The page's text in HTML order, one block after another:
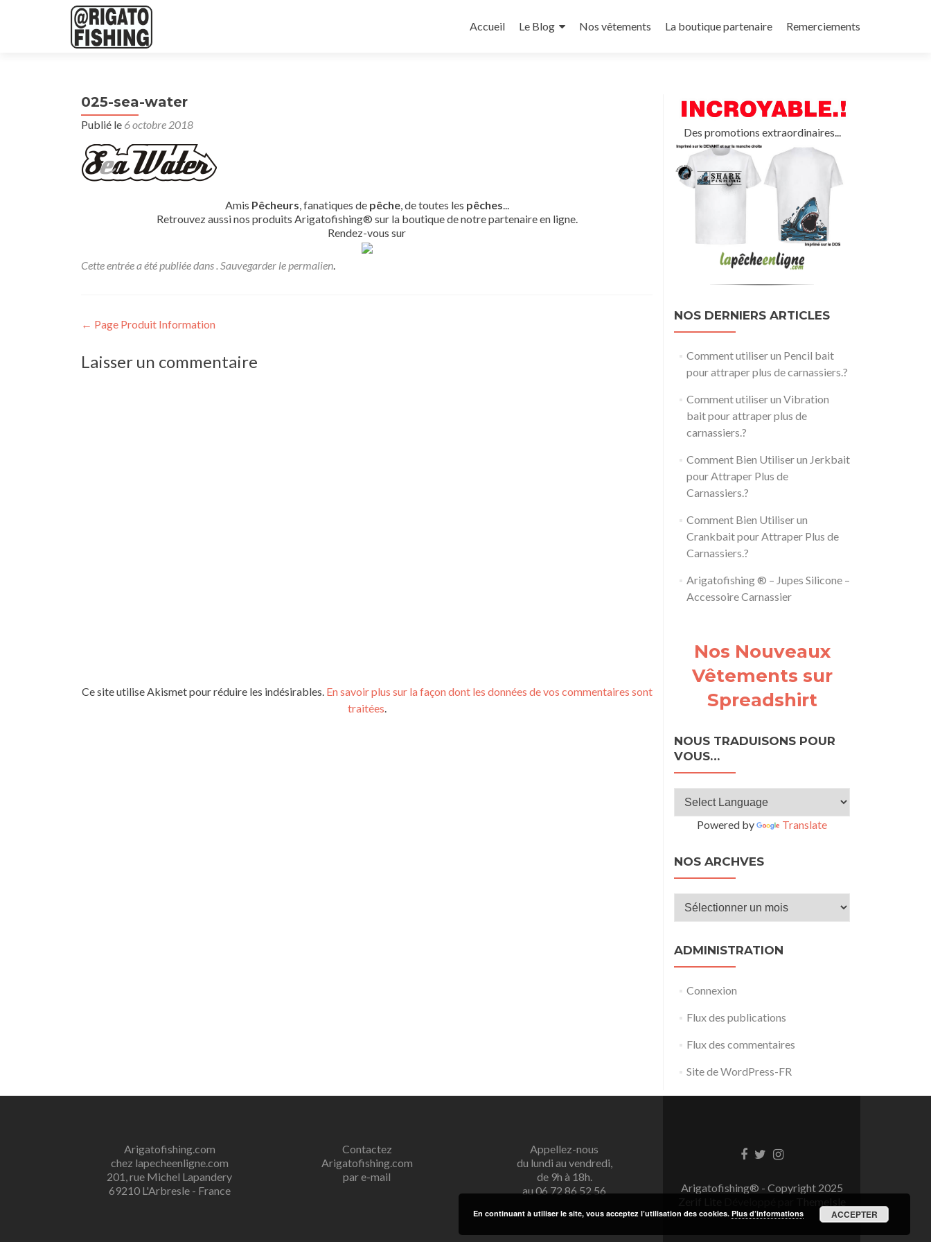
au
Accueil Le Blog Nos vêtements La boutique partenaire Remerciements
025-sea-water
Publié le 6 octobre 2018
Amis Pêcheurs, fanatiques de pêche, de toutes les pêches...
Retrouvez aussi nos produits Arigatofishing® sur la boutique de notre partenaire en ligne.
Rendez-vous sur
Cette entrée a été publiée dans . Sauvegarder lepermalien.
Navigation
de
l’article
← Page Produit Information
Laisser un commentaire
Ce site utilise Akismet pour réduire les indésirables. En savoir plus sur la façon dont les données de vos commentaires sont
traitées.
Des promotions extraordinaires...
NOS DERNIERS ARTICLES
Comment utiliser un Pencil bait
pour attraper plus de carnassiers.?
Comment utiliser un Vibration
bait pour attraper plus de
carnassiers.?
Comment Bien Utiliser un Jerkbait
pour Attraper Plus de
Carnassiers.?
Comment Bien Utiliser un
Crankbait pour Attraper Plus de
Carnassiers.?
Arigatofishing ® – Jupes Silicone –
Accessoire Carnassier
Nos Nouveaux
Vêtements sur
Spreadshirt
NOUS TRADUISONS POUR
VOUS…
Powered by Translate
NOS ARCHVES
Nos
ADMINISTRATION
Connexion
Flux des publications
Flux des commentaires
Site de WordPress-FR
Arigatofishing.com
chez lapecheenligne.com
201, rue Michel Lapandery
69210 L'Arbresle - France
Contactez
Arigatofishing.com
par e-mail
Appellez-nous
du lundi au vendredi,
de 9h à 18h.
au 06 72 86 52 56
LienLienLien
Arigatofishing® - Copyright 2025
En continuant à utiliser le site, vous acceptez l’utilisation des cookies. Plus d’informations ACCEPTER